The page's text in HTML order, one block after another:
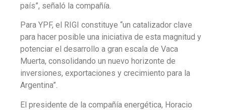
país”, señaló la compañía.
Para YPF, el RIGI constituye “un catalizador clave
para hacer posible una iniciativa de esta magnitud y
potenciar el desarrollo a gran escala de Vaca
Muerta, consolidando un nuevo horizonte de
inversiones, exportaciones y crecimiento para la
Argentina”.
El presidente de la compañía energética, Horacio